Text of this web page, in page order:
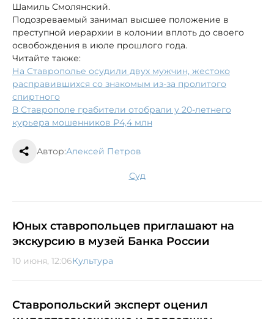
Шамиль Смолянский.
Подозреваемый занимал высшее положение в
преступной иерархии в колонии вплоть до своего
освобождения в июле прошлого года.
Читайте также:
На Ставрополье осудили двух мужчин, жестоко
расправившихся со знакомым из-за пролитого
спиртного
В Ставрополе грабители отобрали у 20-летнего
курьера мошенников ₽4,4 млн
Автор:Алексей Петров
суд
Юных ставропольцев приглашают на
экскурсию в музей Банка России
10 июня, 12:06Культура
Ставропольский эксперт оценил